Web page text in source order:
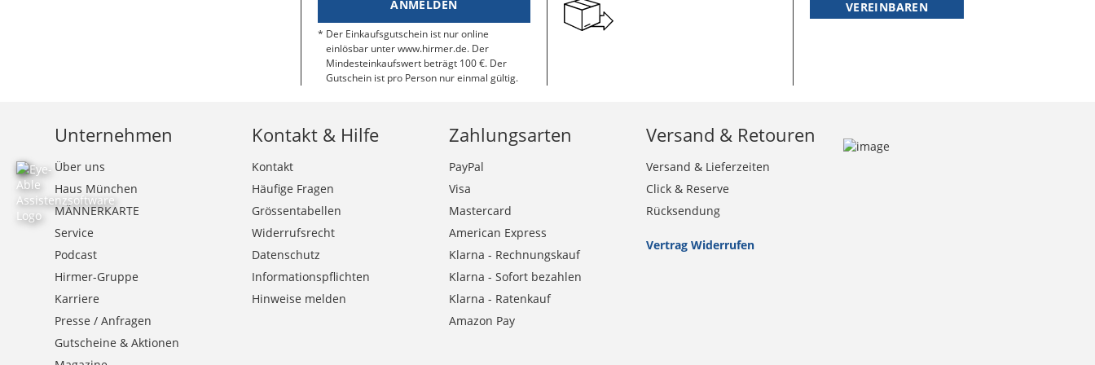
ANMELDEN
Der Einkaufsgutschein ist nur online
einlösbar unter www.hirmer.de. Der
Mindesteinkaufswert beträgt 100 €. Der
Gutschein ist pro Person nur einmal gültig.
VEREINBAREN
Unternehmen
Über uns
Haus München
MÄNNERKARTE
Service
Podcast
Hirmer-Gruppe
Karriere
Presse / Anfragen
Gutscheine & Aktionen
Kontakt & Hilfe
Kontakt
Häufige Fragen
Grössentabellen
Widerrufsrecht
Datenschutz
Informationspflichten
Hinweise melden
Zahlungsarten
PayPal
Visa
Mastercard
American Express
Klarna - Rechnungskauf
Klarna - Sofort bezahlen
Klarna - Ratenkauf
Amazon Pay
Versand & Retouren
Versand & Lieferzeiten
Click & Reserve
Rücksendung
Vertrag Widerrufen